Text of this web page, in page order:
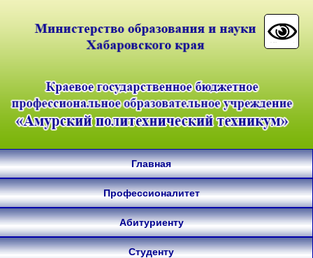
Главная
Профессионалитет
Абитуриенту
Студенту